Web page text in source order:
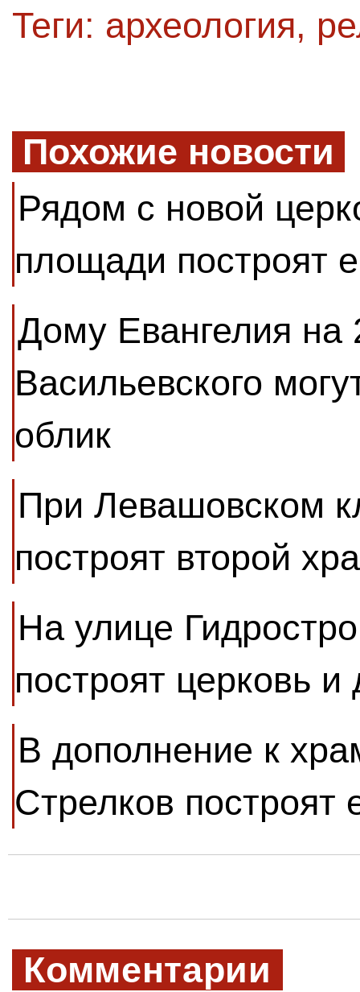
Теги: археология,
Похожие новости
Рядом с новой
площади построят
Дому Евангелия на
Васильевского
облик
При Левашовском
построят второй
На улице
построят церковь
В дополнение к
Стрелков построят
Комментарии